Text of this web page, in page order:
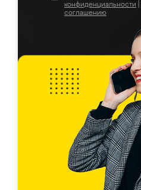
конфиденциальности
соглашению